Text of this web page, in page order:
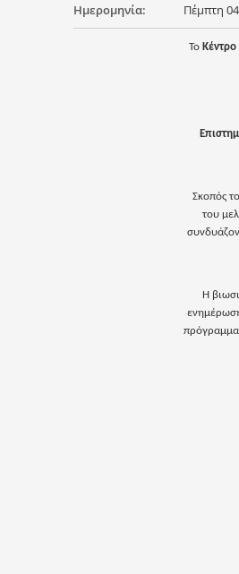
Ημερομηνία: Πέμπτη
Το
Σκοπός
του
Η
πρόγραμμα